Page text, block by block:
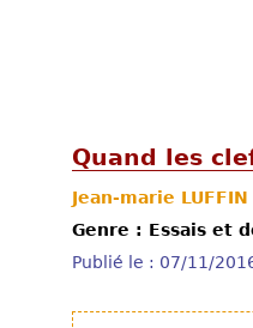
Quand les
Jean-marie LUFFIN
Genre : Essais et
Publié le : 07/11/